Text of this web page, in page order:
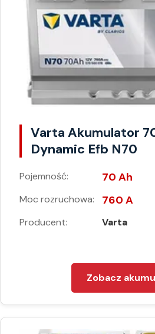
Varta Akumulator
Dynamic Efb N70
Pojemność: 70 Ah
Moc rozruchowa: 760 A
Producent: Varta
Zobacz